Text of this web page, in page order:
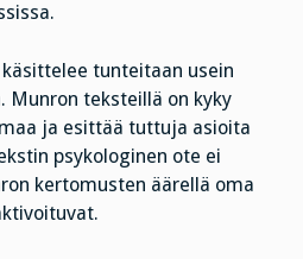
tunteitaan usein
Munron teksteillä on kyky
ja esittää tuttuja asioita
psykologinen ote ei
kertomusten äärellä oma